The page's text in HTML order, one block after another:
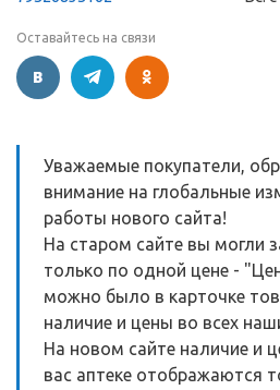
Оставайтесь на связи
Уважаемые покупатели,
внимание на глобальные
работы нового сайта!
На старом сайте вы могли
только по одной цене -
можно было в карточке
наличие и цены во всех
На новом сайте наличие и
вас аптеке отображаются